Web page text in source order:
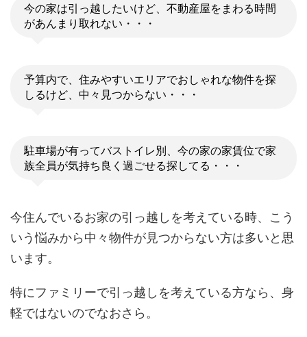
今の家は引っ越したいけど、不動産屋をまわる時間
があんまり取れない・・・
予算内で、住みやすいエリアでおしゃれな物件を探
しるけど、中々見つからない・・・
駐車場が有ってバストイレ別、今の家の家賃位で家
族全員が気持ち良く過ごせる探してる・・・
今住んでいるお家の引っ越しを考えている時、こう
いう悩みから中々物件が見つからない方は多いと思
います。
特にファミリーで引っ越しを考えている方なら、身
軽ではないのでなおさら。